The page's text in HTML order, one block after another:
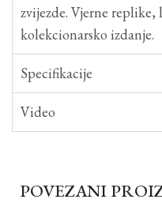
zvijezde. Vjerne
kolekcionarsko izdanje.
Specifikacije
Video
POVEZANI